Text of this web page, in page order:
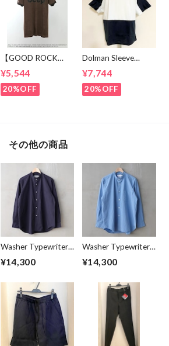
【GOOD ROCK
SPEED】 Jeep®
Classic Logo Graphic
Ringer T-Shirt
Brown
¥5,544
20%OFF
Dolman Sleeve
Switch Cut &
Sewn Black /
White
¥7,744
20%OFF
その他の商品
Washer Typewriter
Loose Fit Band
Collar Shirt Mid
¥14,300
Washer Typewriter
Loose Fit Band
Collar Shirt Blue
¥14,300